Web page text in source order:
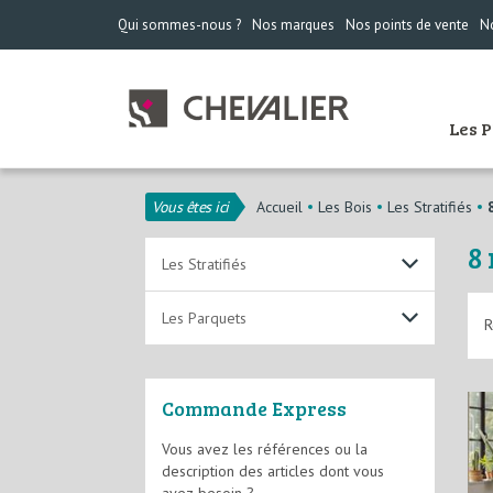
Qui sommes-nous ? Nos marques Nos points de vente
Les
Vous êtes ici Accueil Les Bois Les Stratifiés
8
Les Stratifiés
7 mm
Les Parquets
Commande Express
Vous avez les références ou la
description des articles dont vous